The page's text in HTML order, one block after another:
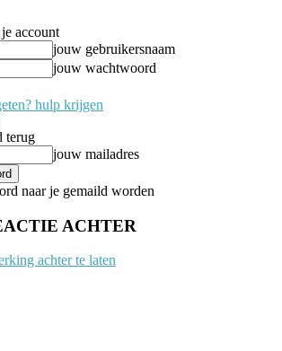
account
jouw gebruikersnaam
jouw wachtwoord
hulp krijgen
terug
jouw mailadres
naar je gemaild worden
ACHTER
achter te laten